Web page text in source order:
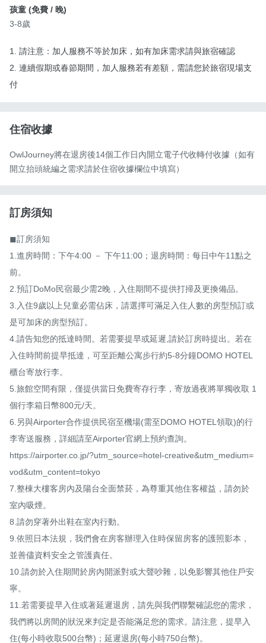
孩童 (免費 / 晚)
3-8歲
1. 請注意：加人服務不等於加床，如有加床需求請與旅宿確認
2. 連續假期或春節期間，加人服務若有差額，需請您於旅宿現場支
付
住宿收據
OwlJourney將在退房後14個工作日內開立電子代收轉付收據（如有
開立抬頭統編之需求請於住宿收據欄位中填寫）
訂房須知
◼︎訂房須知
1.進房時間：下午4:00 － 下午11:00；退房時間：每日中午11點之
前。
2.預訂DoMo民宿最少需2晚，入住期間不提供打掃及更換備品。
3.入住9歲以上兒童必需佔床，請選擇可滿足入住人數的房型預訂或
是可加床的房型預訂。
4.請告知您的抵達時間。若需要提早或延遲,請於訂房時提出。若在
入住時間前提早抵達，可至距離公寓步行約5-8分鐘DOMO HOTEL
櫃台寄放行李。
5.旅館空間有限，僅提供當日免費寄存行李，寄放過夜將單獨收取 1
個行李箱日幣800元/天。
6.另與Airporter合作提供民宿至機場(需至DOMO HOTEL領取)的行
李寄送服務，詳細請至Airporter官網上預約查詢。
https://airporter.co.jp/?utm_source=hotel-creative&utm_medium=
vod&utm_content=tokyo
7.整棟大樓客房內及陽台全面禁菸，為尊重其他住客權益，請勿於
室內吸煙。
8.請勿穿著外出鞋在室內行動。
9.依照日本法規，我們會在房客辦理入住時保留房客的護照影本，
並善儘資料安全之管護責任。
10.請勿於入住期間於房內開派對或大聲吵雜，以免影響其他住戶安
寧。
11.若需要提早入住或著延遲退房，請先與我們聯繫確認您的需求，
我們將以房間的狀況來判定是否能滿足您的需求。請注意，提早入
住(每小時收取500台幣)；延遲退房(每小時750台幣)。